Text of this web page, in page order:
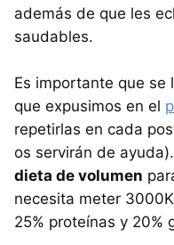
además de que les
saudables.
Es importante que se
que expusimos en el
repetirlas en cada
os servirán de
dieta de volumen
necesita meter
25% proteínas y 20%